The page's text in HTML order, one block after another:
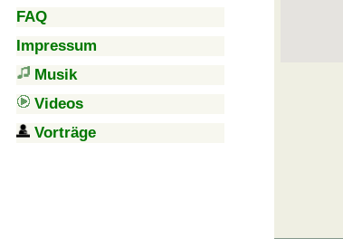
FAQ
Impressum
Musik
Videos
Vorträge